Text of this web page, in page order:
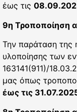
έως τις
9η Τροποποίηση
Την παράταση της
υλοποίησης των
163141(911)/
μας όπως
έως τις